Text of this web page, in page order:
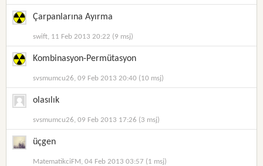
Çarpanlarına Ayırma
swift, 11 Feb 2013 20:22 (9 msj)
Kombinasyon-Permütasyon
svsmumcu26, 09 Feb 2013 20:40 (10 msj)
olasılık
svsmumcu26, 09 Feb 2013 17:26 (3 msj)
üçgen
MatematikciFM, 04 Feb 2013 03:57 (1 msj)